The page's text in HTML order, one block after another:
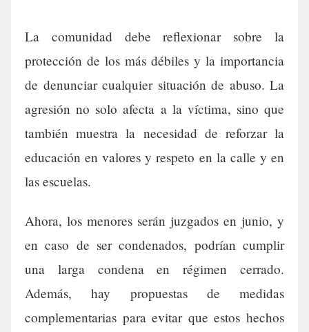
La comunidad debe reflexionar sobre la
protección de los más débiles y la importancia
de denunciar cualquier situación de abuso. La
agresión no solo afecta a la víctima, sino que
también muestra la necesidad de reforzar la
educación en valores y respeto en la calle y en
las escuelas.
Ahora, los menores serán juzgados en junio, y
en caso de ser condenados, podrían cumplir
una larga condena en régimen cerrado.
Además, hay propuestas de medidas
complementarias para evitar que estos hechos